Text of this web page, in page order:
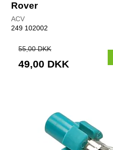
Rover
ACV
249 102002
55,00 DKK
49,00 DKK